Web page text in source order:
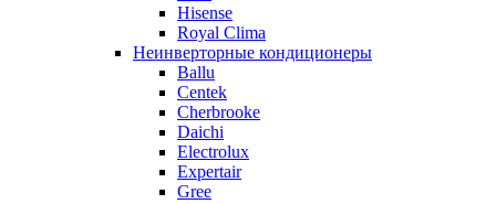
Hisense
Royal Clima
Неинверторные кондиционеры
Ballu
Centek
Cherbrooke
Daichi
Electrolux
Expertair
Gree